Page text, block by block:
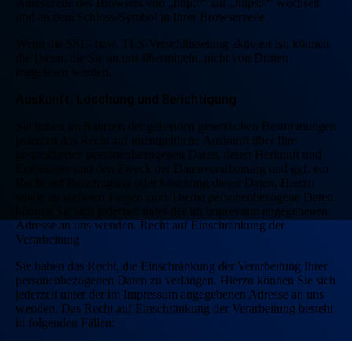
und an dem Schloss-Symbol in Ihrer Browserzeile.
Wenn die SSL- bzw. TLS-Verschlüsselung aktiviert ist, können
die Daten, die Sie an uns übermitteln, nicht von Dritten
mitgelesen werden.
Auskunft, Löschung und Berichtigung
Sie haben im Rahmen der geltenden gesetzlichen Bestimmungen
jederzeit das Recht auf unentgeltliche Auskunft über Ihre
gespeicherten personenbezogenen Daten, deren Herkunft und
Empfänger und den Zweck der Datenverarbeitung und ggf. ein
Recht auf Berichtigung oder Löschung dieser Daten. Hierzu
sowie zu weiteren Fragen zum Thema personenbezogene Daten
können Sie sich jederzeit unter der im Impressum angegebenen
Adresse an uns wenden. Recht auf Einschränkung der
Verarbeitung
Sie haben das Recht, die Einschränkung der Verarbeitung Ihrer
personenbezogenen Daten zu verlangen. Hierzu können Sie sich
jederzeit unter der im Impressum angegebenen Adresse an uns
wenden. Das Recht auf Einschränkung der Verarbeitung besteht
in folgenden Fällen: